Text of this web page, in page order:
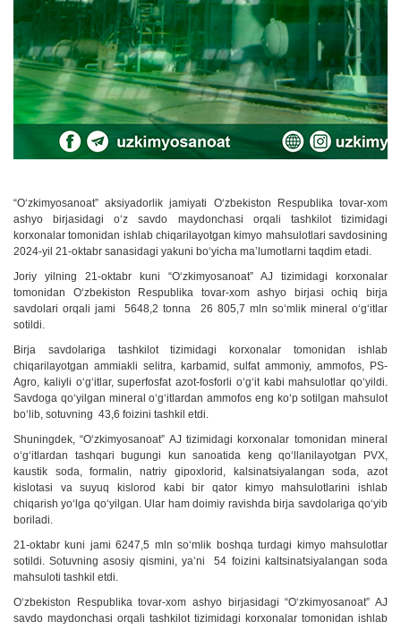
“Oʻzkimyosanoat” aksiyadorlik jamiyati Oʻzbekiston Respublika tovar-xom
ashyo birjasidagi oʻz savdo maydonchasi orqali tashkilot tizimidagi
korxonalar tomonidan ishlab chiqarilayotgan kimyo mahsulotlari savdosining
2024-yil 21-oktabr sanasidagi yakuni boʻyicha maʼlumotlarni taqdim etadi.
Joriy yilning 21-oktabr kuni “Oʻzkimyosanoat” AJ tizimidagi korxonalar
tomonidan Oʻzbekiston Respublika tovar-xom ashyo birjasi ochiq birja
savdolari orqali jami 5648,2 tonna 26 805,7 mln soʻmlik mineral oʻgʻitlar
sotildi.
Birja savdolariga tashkilot tizimidagi korxonalar tomonidan ishlab
chiqarilayotgan ammiakli selitra, karbamid, sulfat ammoniy, ammofos, PS-
Agro, kaliyli oʻgʻitlar, superfosfat azot-fosforli oʻgʻit kabi mahsulotlar qoʻyildi.
Savdoga qoʻyilgan mineral oʻgʻitlardan ammofos eng koʻp sotilgan mahsulot
boʻlib, sotuvning 43,6 foizini tashkil etdi.
Shuningdek, “Oʻzkimyosanoat” AJ tizimidagi korxonalar tomonidan mineral
oʻgʻitlardan tashqari bugungi kun sanoatida keng qoʻllanilayotgan PVX,
kaustik soda, formalin, natriy gipoxlorid, kalsinatsiyalangan soda, azot
kislotasi va suyuq kislorod kabi bir qator kimyo mahsulotlarini ishlab
chiqarish yoʻlga qoʻyilgan. Ular ham doimiy ravishda birja savdolariga qoʻyib
boriladi.
21-oktabr kuni jami 6247,5 mln soʻmlik boshqa turdagi kimyo mahsulotlar
sotildi. Sotuvning asosiy qismini, yaʼni 54 foizini kaltsinatsiyalangan soda
mahsuloti tashkil etdi.
Oʻzbekiston Respublika tovar-xom ashyo birjasidagi “Oʻzkimyosanoat” AJ
savdo maydonchasi orqali tashkilot tizimidagi korxonalar tomonidan ishlab